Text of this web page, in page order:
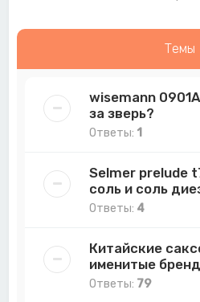
Темы
wisemann
за зверь?
Ответы: 1
Selmer prelude
соль и соль
Ответы: 4
Китайские
именитые
Ответы: 79